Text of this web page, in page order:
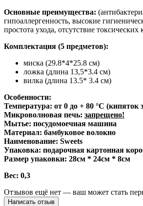
Основные преимущества:
гипоаллергенность, высокие
простота ухода, отсутствие токсических
Комплектация (5 предметов):
миска (29.8*4*25.8 см)
ложка (длина 13,5*3.4 см)
вилка (длина 13.5* 3.4 см)
Особенности:
Температура: от 0 до + 80 °С (кипяток
Микроволновая печь: запрещено!
Мытье: посудомоечная машина
Материал: бамбуковое волокно
Наименование: Sweets
Упаковка: подарочная картонная
Размер упаковки: 28см * 24см * 8см
Вес: 0,3
Отзывов ещё нет — ваш может стать
Написать отзыв